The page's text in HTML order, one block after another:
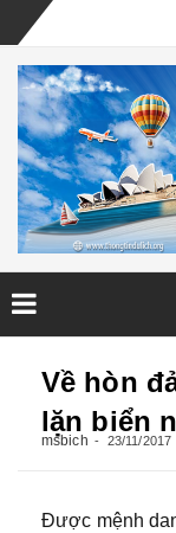
Về hòn
lặn biển
msbich 23/11/2017
Được mệnh